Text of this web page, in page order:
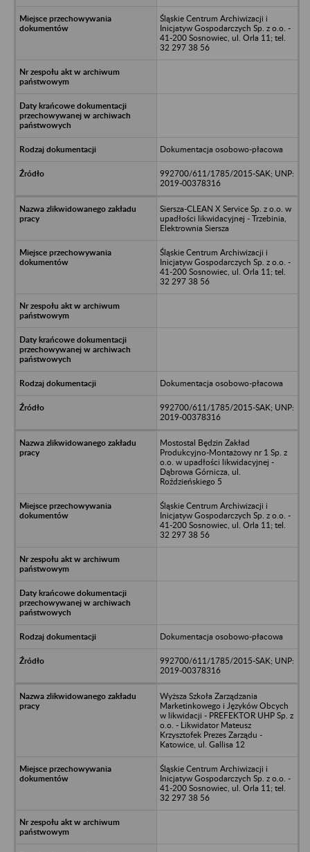
Śląskie Centrum Archiwizacji i
Inicjatyw Gospodarczych Sp. z o.o. -
41-200 Sosnowiec, ul. Orla 11; tel.
32 297 38 56
Dokumentacja osobowo-płacowa
992700/611/1785/2015-SAK; UNP:
2019-00378316
Siersza-CLEAN X Service Sp. z o.o. w
upadłości likwidacyjnej - Trzebinia,
Elektrownia Siersza
Śląskie Centrum Archiwizacji i
Inicjatyw Gospodarczych Sp. z o.o. -
41-200 Sosnowiec, ul. Orla 11; tel.
32 297 38 56
Dokumentacja osobowo-płacowa
992700/611/1785/2015-SAK; UNP:
2019-00378316
Mostostal Będzin Zakład
Produkcyjno-Montażowy nr 1 Sp. z
o.o. w upadłości likwidacyjnej -
Dąbrowa Górnicza, ul.
Roździeńskiego 5
Śląskie Centrum Archiwizacji i
Inicjatyw Gospodarczych Sp. z o.o. -
41-200 Sosnowiec, ul. Orla 11; tel.
32 297 38 56
Dokumentacja osobowo-płacowa
992700/611/1785/2015-SAK; UNP:
2019-00378316
Wyższa Szkoła Zarządzania
Marketinkowego i Języków Obcych
w likwidacji - PREFEKTOR UHP Sp. z
o.o. - Likwidator Mateusz
Krzysztofek Prezes Zarządu -
Katowice, ul. Gallisa 12
Śląskie Centrum Archiwizacji i
Inicjatyw Gospodarczych Sp. z o.o. -
41-200 Sosnowiec, ul. Orla 11; tel.
32 297 38 56